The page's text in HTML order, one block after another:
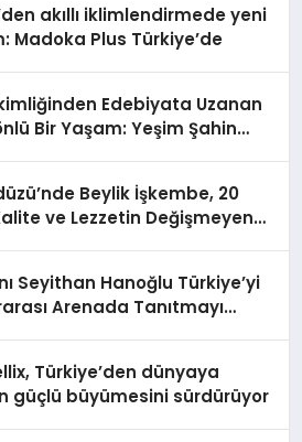
akıllı iklimlendirmede yeni
Madoka Plus Türkiye’de
Edebiyata Uzanan
Bir Yaşam: Yeşim Şahin
Beylik İşkembe, 20
ve Lezzetin Değişmeyen
Seyithan Hanoğlu Türkiye’yi
Arenada Tanıtmayı
Türkiye’den dünyaya
güçlü büyümesini sürdürüyor